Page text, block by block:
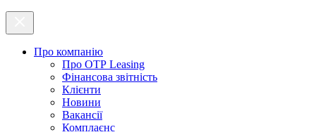
Про компанію
Про ОТР Leasing
Фінансова звітність
Клієнти
Новини
Вакансії
Комплаєнс